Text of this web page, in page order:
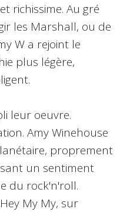
richissime. Au gré
les Marshall, ou de
W a rejoint le
plus légère,
leur oeuvre.
Amy Winehouse
proprement
un sentiment
du rock'n'roll.
My My, sur